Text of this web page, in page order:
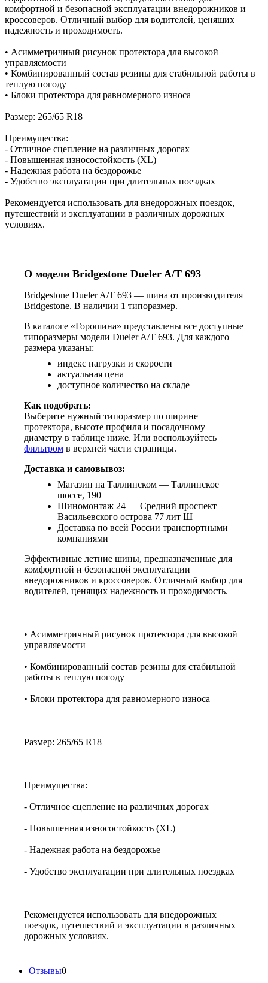
комфортной и безопасной эксплуатации внедорожников и
кроссоверов. Отличный выбор для водителей, ценящих
надежность и проходимость.
• Асимметричный рисунок протектора для высокой
управляемости
• Комбинированный состав резины для стабильной работы в
теплую погоду
• Блоки протектора для равномерного износа
Размер: 265/65 R18
Преимущества:
- Отличное сцепление на различных дорогах
- Повышенная износостойкость (XL)
- Надежная работа на бездорожье
- Удобство эксплуатации при длительных поездках
Рекомендуется использовать для внедорожных поездок,
путешествий и эксплуатации в различных дорожных
условиях.
О модели Bridgestone Dueler A/T 693
Bridgestone Dueler A/T 693 — шина от производителя
Bridgestone. В наличии 1 типоразмер.
В каталоге «Горошина» представлены все доступные
типоразмеры модели Dueler A/T 693. Для каждого
размера указаны:
индекс нагрузки и скорости
актуальная цена
доступное количество на складе
Как подобрать:
Выберите нужный типоразмер по ширине
протектора, высоте профиля и посадочному
диаметру в таблице ниже. Или воспользуйтесь
фильтром в верхней части страницы.
Доставка и самовывоз:
Магазин на Таллинском — Таллинское
шоссе, 190
Шиномонтаж 24 — Средний проспект
Васильевского острова 77 лит Ш
Доставка по всей России транспортными
компаниями
Эффективные летние шины, предназначенные для
комфортной и безопасной эксплуатации
внедорожников и кроссоверов. Отличный выбор для
водителей, ценящих надежность и проходимость.
• Асимметричный рисунок протектора для высокой
управляемости
• Комбинированный состав резины для стабильной
работы в теплую погоду
• Блоки протектора для равномерного износа
Размер: 265/65 R18
Преимущества:
- Отличное сцепление на различных дорогах
- Повышенная износостойкость (XL)
- Надежная работа на бездорожье
- Удобство эксплуатации при длительных поездках
Рекомендуется использовать для внедорожных
поездок, путешествий и эксплуатации в различных
дорожных условиях.
Отзывы0